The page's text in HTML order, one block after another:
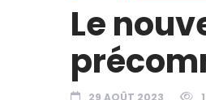
Le
29 AOÛT 2023